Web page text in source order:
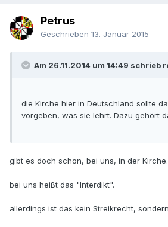
Petrus
Geschrieben 13. Januar 2015
Am 26.11.2014 um 14:49 schrieb
die Kirche hier in Deutschland sollte
vorgeben, was sie lehrt. Dazu gehört
gibt es doch schon, bei uns, in der Kirche.
bei uns heißt das "Interdikt".
allerdings ist das kein Streikrecht,